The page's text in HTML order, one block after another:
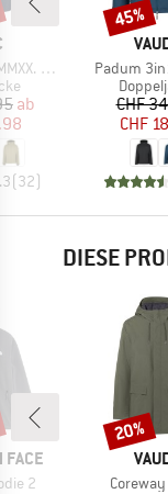
III Jacket
Preis
ab
(32)
Artikel
Padum
CHF
CHF
Rabatt
45%
DIESE
FACE
2
Artikel
Rabatt
20%